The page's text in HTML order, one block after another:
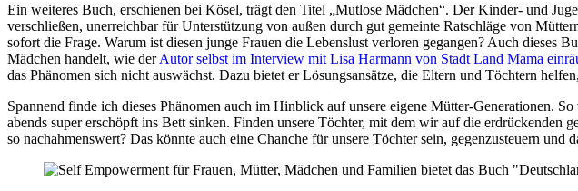
Ein weiteres Buch, erschienen bei Kösel, trägt den Titel „Mutlose Mädchen“. Der Kinder- und
verschließen, unerreichbar für Unterstützung von außen durch gut gemeinte Ratschläge von
sofort die Frage. Warum ist diesen junge Frauen die Lebenslust verloren gegangen? Auch dieses
Mädchen handelt, wie derAutor selbst im Interview mit Lisa Harmann von Stadt Land Mama
das Phänomen sich nicht auswächst. Dazu bietet er Lösungsansätze, die Eltern und Töchtern
Spannend finde ich dieses Phänomen auch im Hinblick auf unsere eigene Mütter-Generationen.
abends super erschöpft ins Bett sinken. Finden unsere Töchter, mit dem wir auf die
so nachahmenswert? Das könnte auch eine Chanche für unsere Töchter sein, gegenzusteuern